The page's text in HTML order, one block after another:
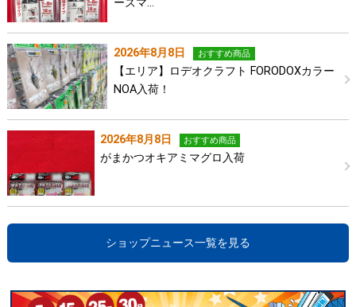
ーズマ…
2026年8月8日 おすすめ商品
【エリア】ロデオクラフト FORODOXカラー
NOA入荷！
2026年8月8日 おすすめ商品
がまかつオキアミマグロ入荷
ショップニュース一覧を見る